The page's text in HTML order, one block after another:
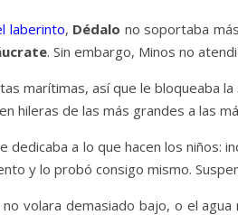
laberinto, Dédalo no soportaba
. Sin embargo, Minos no
marítimas, así que le bloqueaba
hileras de las más grandes a las
dedicaba a lo que hacen los niños:
y lo probó consigo mismo.
volara demasiado bajo, o el